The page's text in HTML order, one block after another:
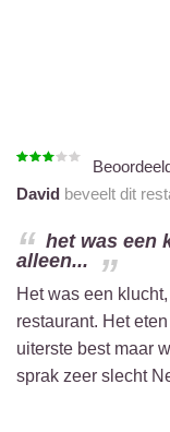
David beveelt dit
het was een
alleen...
Het was een
restaurant. Het
uiterste best maar
sprak zeer slecht